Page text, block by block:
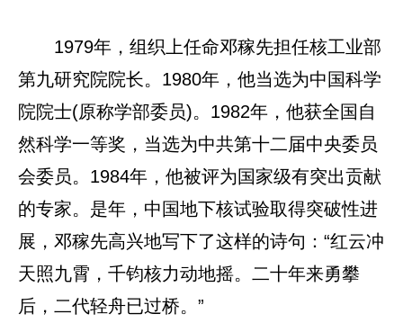
1979年，组织上任命邓稼先担任核工业部
第九研究院院长。1980年，他当选为中国科学
院院士(原称学部委员)。1982年，他获全国自
然科学一等奖，当选为中共第十二届中央委员
会委员。1984年，他被评为国家级有突出贡献
的专家。是年，中国地下核试验取得突破性进
展，邓稼先高兴地写下了这样的诗句：“红云冲
天照九霄，千钧核力动地摇。二十年来勇攀
后，二代轻舟已过桥。”